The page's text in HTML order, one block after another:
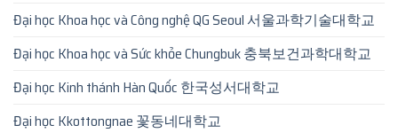
Đại học Khoa học và Công nghệ QG Seoul 서울과학기술대학교
Đại học Khoa học và Sức khỏe Chungbuk 충북보건과학대학교
Đại học Kinh thánh Hàn Quốc 한국성서대학교
Đại học Kkottongnae 꽃동네대학교